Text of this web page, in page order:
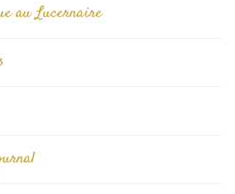
au Lucernaire